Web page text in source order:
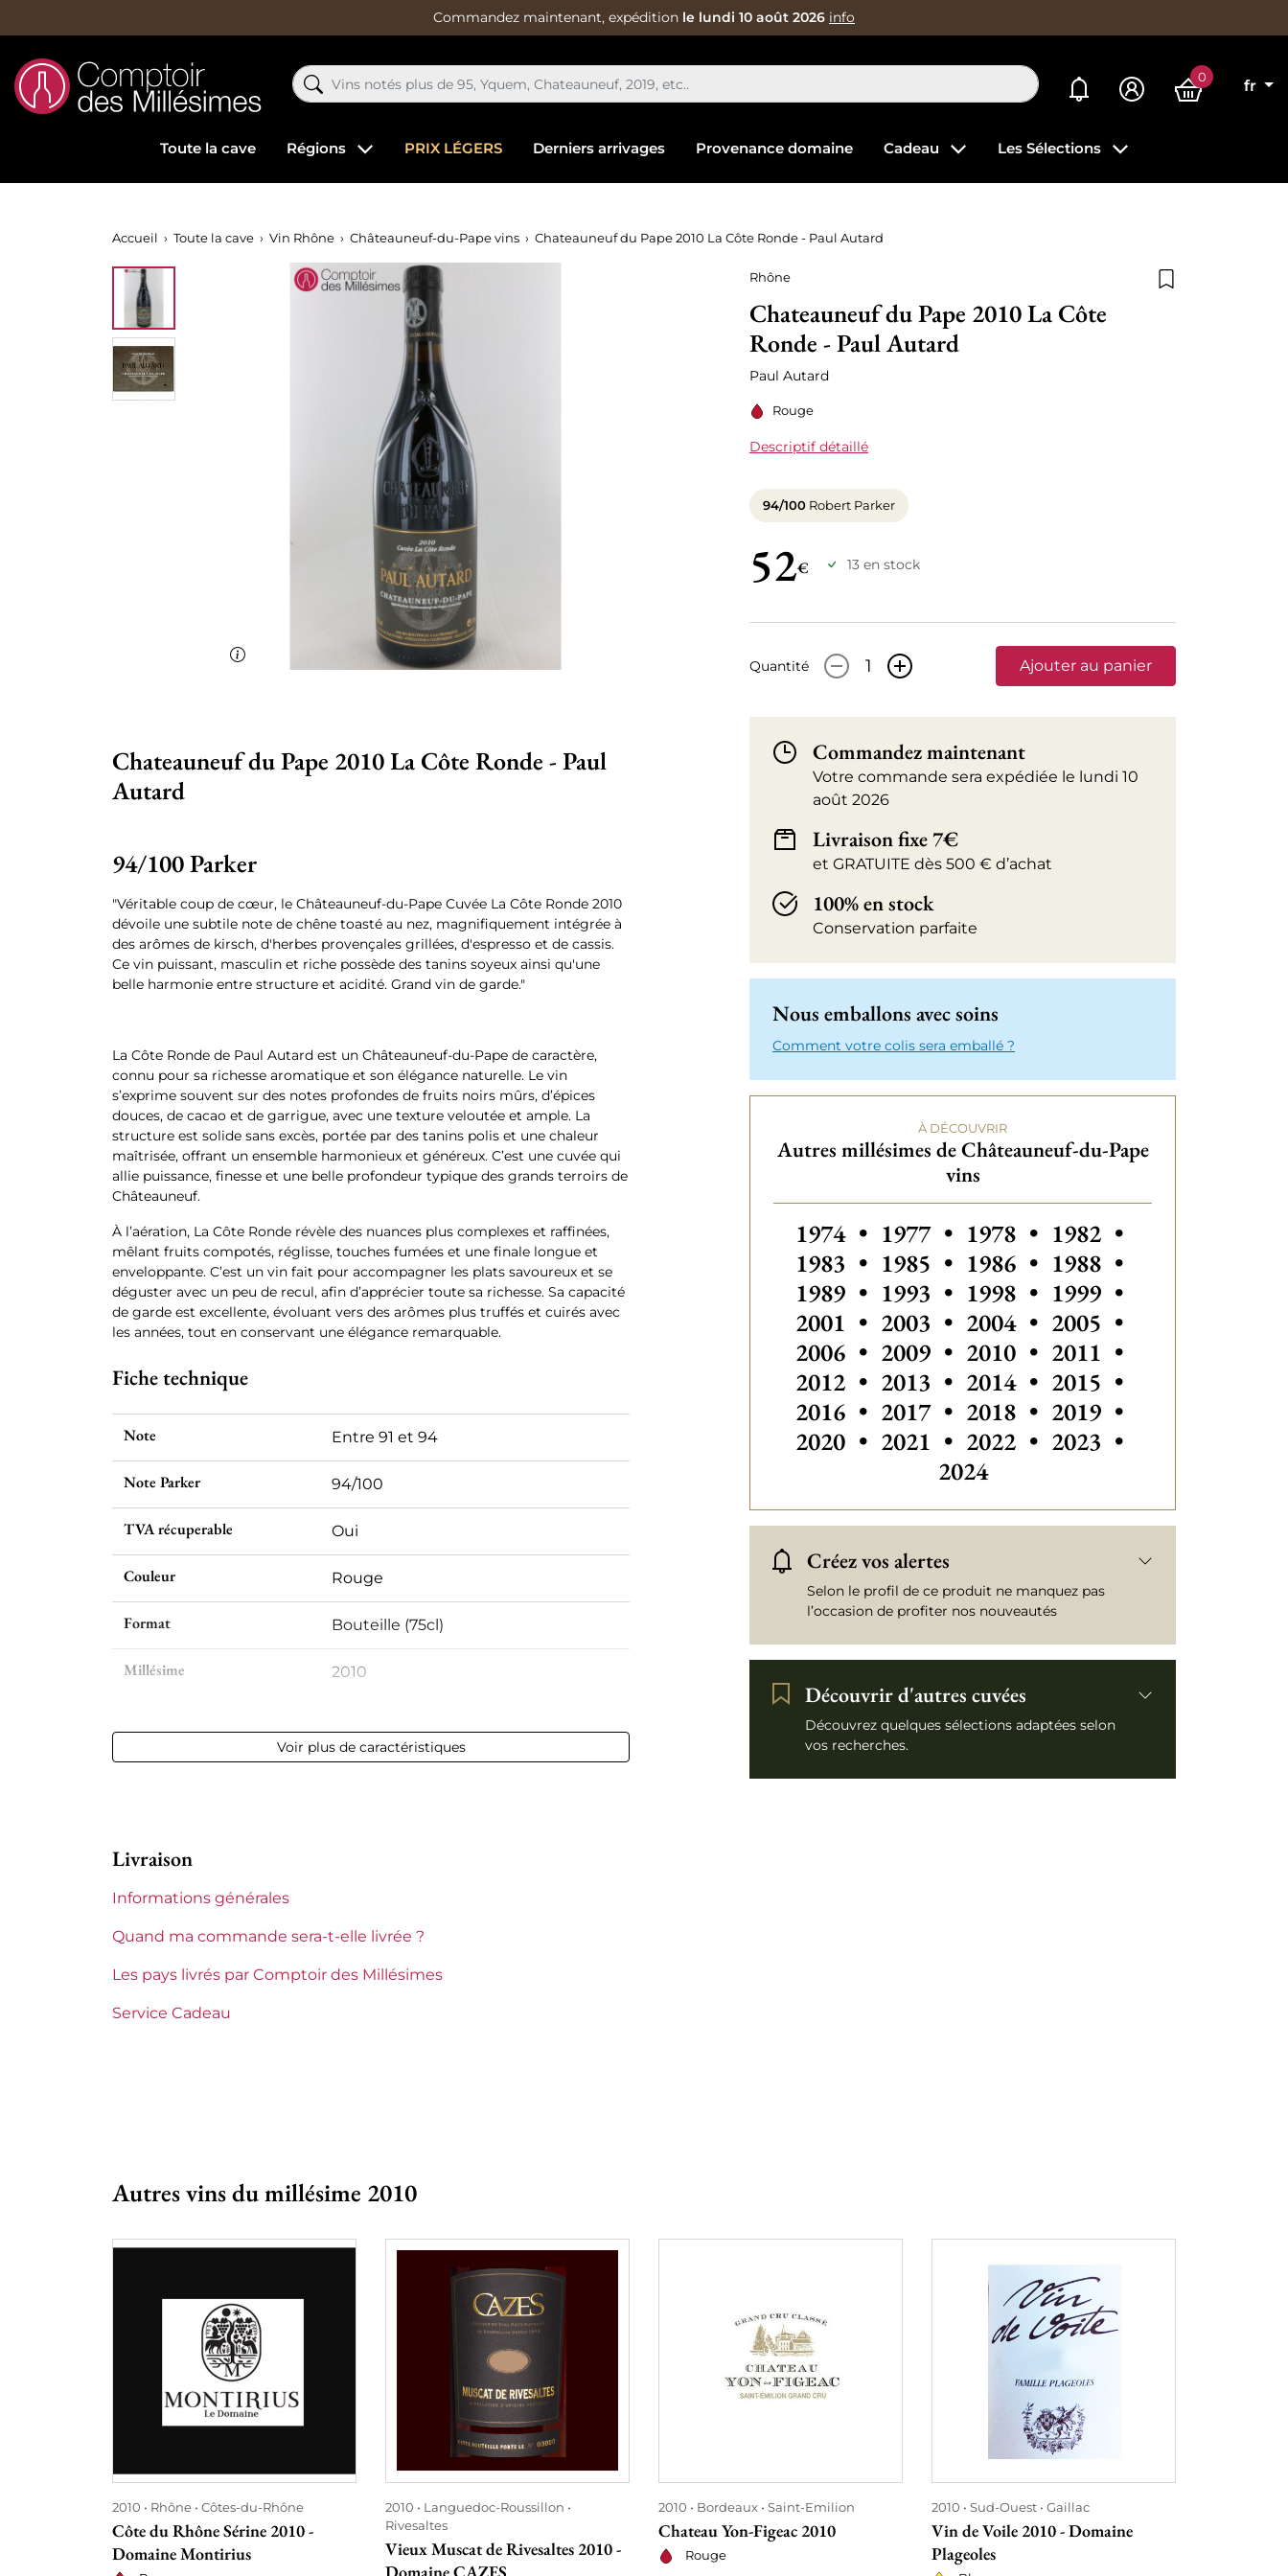
Commandez maintenant, expédition le lundi 10 août 2026 info
Mes alertes 0
fr
Toute la cave Régions PRIX LÉGERS Derniers arrivages Provenance domaine Cadeau Les Sélections
Accueil Toute la cave Vin Rhône Châteauneuf-du-Pape vins Chateauneuf du Pape 2010 La Côte Ronde - Paul Autard
Rhône
Chateauneuf du Pape 2010 La Côte
Ronde - Paul Autard
Paul Autard
Rouge
Descriptif détaillé
94/100 Robert Parker
52€ 13 en stock
Quantité - + Ajouter au panier
Commandez maintenant
Votre commande sera expédiée le lundi 10
août 2026
Livraison fixe 7€
et GRATUITE dès 500 € d’achat
100% en stock
Conservation parfaite
Nous emballons avec soins
Comment votre colis sera emballé ?
À DÉCOUVRIR
Autres millésimes de Châteauneuf-du-Pape
vins
Autres millésimes de Châteauneuf-du-Pape vins
1974 • Autres millésimes de Châteauneuf-du-
1977 • 1978 • Autres millésimes de
1982 •
1983 • Autres millésimes de Châteauneuf-du-
1985 • 1986 • 1988 •
1989 • Autres millésimes de Châteauneuf-du-
1993 • 1998 • 1999 •
2001 • 2003 • Autres millésimes de
2004 • Autres millésimes de
2005 •
2006 • Autres millésimes de Châteauneuf-du-
2009 • 2010 • Autres millésimes de
2011 •
2012 • 2013 • 2014 • 2015 •
2016 • 2017 • 2018 • 2019 •
2020 • 2021 • 2022 • 2023 •
2024
Créez vos alertes
Selon le profil de ce produit ne manquez pas
l’occasion de profiter nos nouveautés
Découvrir d'autres cuvées
Découvrez quelques sélections adaptées selon
vos recherches.
Chateauneuf du Pape 2010 La Côte Ronde - Paul
Autard
94/100 Parker
"Véritable coup de cœur, le Châteauneuf-du-Pape Cuvée La Côte Ronde 2010
dévoile une subtile note de chêne toasté au nez, magnifiquement intégrée à
des arômes de kirsch, d'herbes provençales grillées, d'espresso et de cassis.
Ce vin puissant, masculin et riche possède des tanins soyeux ainsi qu'une
belle harmonie entre structure et acidité. Grand vin de garde."
La Côte Ronde de Paul Autard est un Châteauneuf-du-Pape de caractère,
connu pour sa richesse aromatique et son élégance naturelle. Le vin
s’exprime souvent sur des notes profondes de fruits noirs mûrs, d’épices
douces, de cacao et de garrigue, avec une texture veloutée et ample. La
structure est solide sans excès, portée par des tanins polis et une chaleur
maîtrisée, offrant un ensemble harmonieux et généreux. C’est une cuvée qui
allie puissance, finesse et une belle profondeur typique des grands terroirs de
Châteauneuf.
À l’aération, La Côte Ronde révèle des nuances plus complexes et raffinées,
mêlant fruits compotés, réglisse, touches fumées et une finale longue et
enveloppante. C’est un vin fait pour accompagner les plats savoureux et se
déguster avec un peu de recul, afin d’apprécier toute sa richesse. Sa capacité
de garde est excellente, évoluant vers des arômes plus truffés et cuirés avec
les années, tout en conservant une élégance remarquable.
Fiche technique
Note Entre 91 et 94
Note Parker 94/100
TVA récuperable Oui
Couleur Rouge
Format Bouteille (75cl)
Millésime 2010
Appellation Châteauneuf-du-Pape
Etiquette
Région
Voir plus de caractéristiques
Livraison
Informations générales
Quand ma commande sera-t-elle livrée ?
Les pays livrés par Comptoir des Millésimes
Service Cadeau
Autres vins du millésime 2010
2010 Rhône Côtes-du-Rhône
Côte du Rhône Sérine 2010 -
Domaine Montirius
2010
Languedoc-Roussillon
Rivesaltes
Vieux Muscat de Rivesaltes 2010 -
2010 Bordeaux Saint-Emilion
Chateau Yon-Figeac 2010
Rouge
2010 Sud-Ouest Gaillac
Vin de Voile 2010 - Domaine
Plageoles